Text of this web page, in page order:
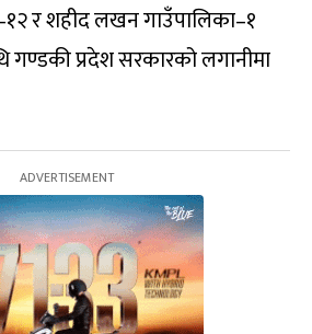
र शहीद लखन गाउँपालिका–१
गण्डकी प्रदेश सरकारको लगानीमा